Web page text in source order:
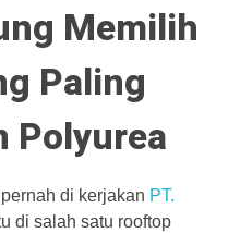
Memilih
Paling
Polyurea
di kerjakan PT.
di salah satu rooftop